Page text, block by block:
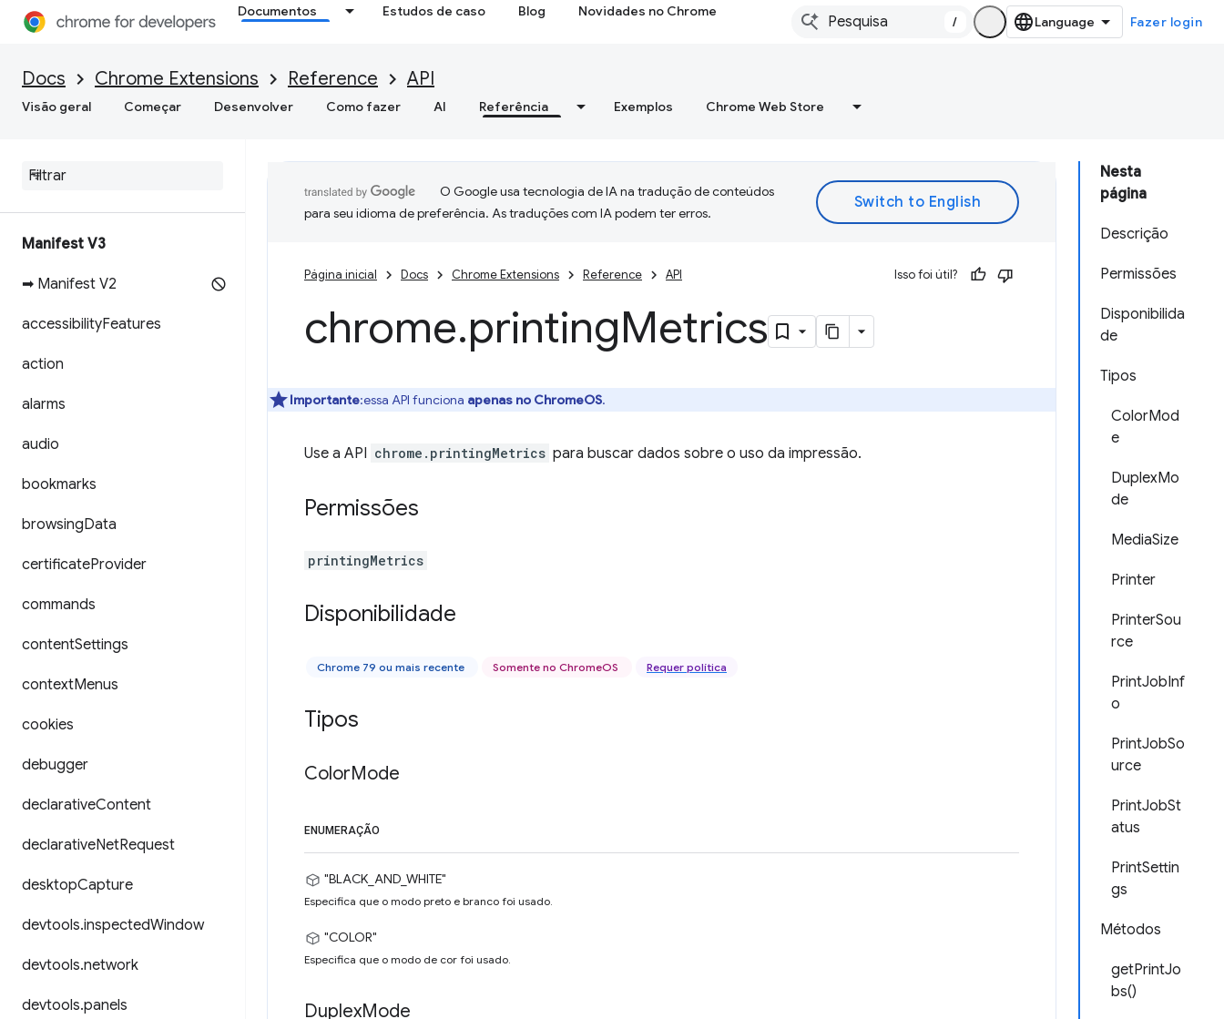
Documentos Estudos de caso Blog Novidades no Chrome
/ Fazer login
Docs Chrome Extensions Reference API
Visão geral Começar Desenvolver Como fazer AI Referência Exemplos Chrome Web Store
Manifest V3
➡ Manifest V2
accessibilityFeatures
action
alarms
audio
bookmarks
browsingData
certificateProvider
commands
contentSettings
contextMenus
cookies
debugger
declarativeContent
declarativeNetRequest
desktopCapture
devtools.inspectedWindow
devtools.network
devtools.panels
Nesta
página
Descrição
Permissões
Disponibilida
de
Tipos
ColorMod
e
DuplexMo
de
MediaSize
Printer
PrinterSou
rce
PrintJobInf
o
PrintJobSo
urce
PrintJobSt
atus
PrintSettin
gs
Métodos
getPrintJo
bs()
O Google usa tecnologia de IA na tradução de conteúdos
para seu idioma de preferência. As traduções com IA podem ter erros.
Página inicial Docs Chrome Extensions Reference API Isso foi útil?
chrome.printingMetrics
Importante:essa API funciona apenas no ChromeOS.
Use a API chrome.printingMetrics para buscar dados sobre o uso da impressão.
Permissões
printingMetrics
Disponibilidade
Chrome 79 ou mais recente Somente no ChromeOS Requer política
Tipos
ColorMode
ENUMERAÇÃO
"BLACK_AND_WHITE"
Especifica que o modo preto e branco foi usado.
"COLOR"
Especifica que o modo de cor foi usado.
DuplexMode